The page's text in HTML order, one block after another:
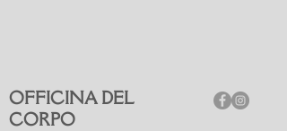
OFFICINA DEL
CORPO